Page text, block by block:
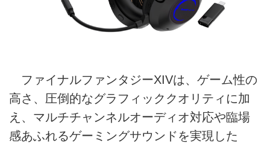
ファイナルファンタジーXIVは、ゲーム性の
高さ、圧倒的なグラフィッククオリティに加
え、マルチチャンネルオーディオ対応や臨場
感あふれるゲーミングサウンドを実現した